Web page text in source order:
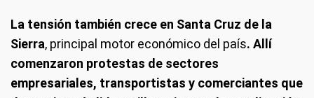
La tensión también crece en Santa Cruz de la
Sierra, principal motor económico del país. Allí
comenzaron protestas de sectores
empresariales, transportistas y comerciantes que